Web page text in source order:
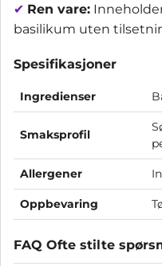
✔ Ren vare:
basilikum uten
Spesifikasjoner
Ingredienser
Smaksprofil
Allergener
Oppbevaring
FAQ Ofte stilte